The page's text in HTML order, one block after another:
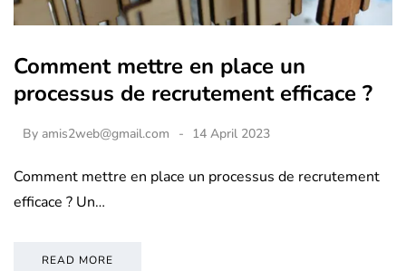
Comment mettre en place un
processus de recrutement efficace ?
By amis2web@gmail.com 14 April 2023
Comment mettre en place un processus de recrutement
efficace ? Un…
READ MORE